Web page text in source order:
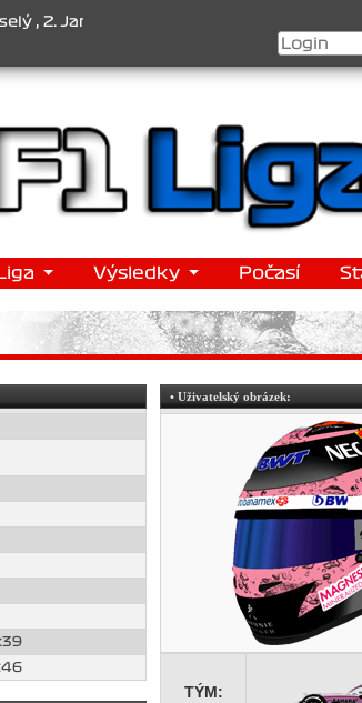
Jan Nováček , 3. Jakub Chmelík , Pohár
Liga Výsledky Počasí
• Uživatelský obrázek:
TÝM: